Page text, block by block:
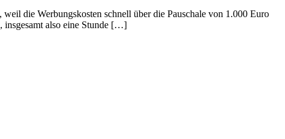
die Werbungskosten schnell über die Pauschale von 1.000 Euro
insgesamt also eine Stunde […]